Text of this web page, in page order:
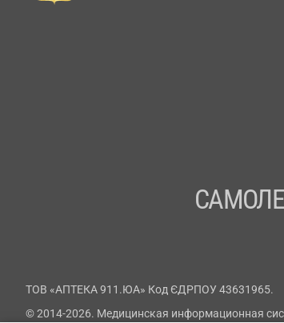
ТОВ «АПТЕКА 911.ЮА» Код ЄДРПОУ 43631965.
© 2014-2026. Медицинская информационная